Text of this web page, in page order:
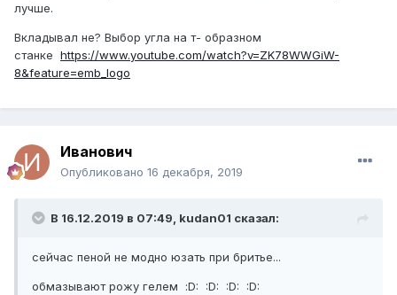
лучше.
Вкладывал не? Выбор угла на т- образном
станке https://www.youtube.com/watch?v=ZK78WWGiW-
8&feature=emb_logo
Иванович
Опубликовано 16 декабря, 2019
В 16.12.2019 в 07:49, kudan01 сказал:
сейчас пеной не модно юзать при бритье...
обмазывают рожу гелем :D: :D: :D: :D: